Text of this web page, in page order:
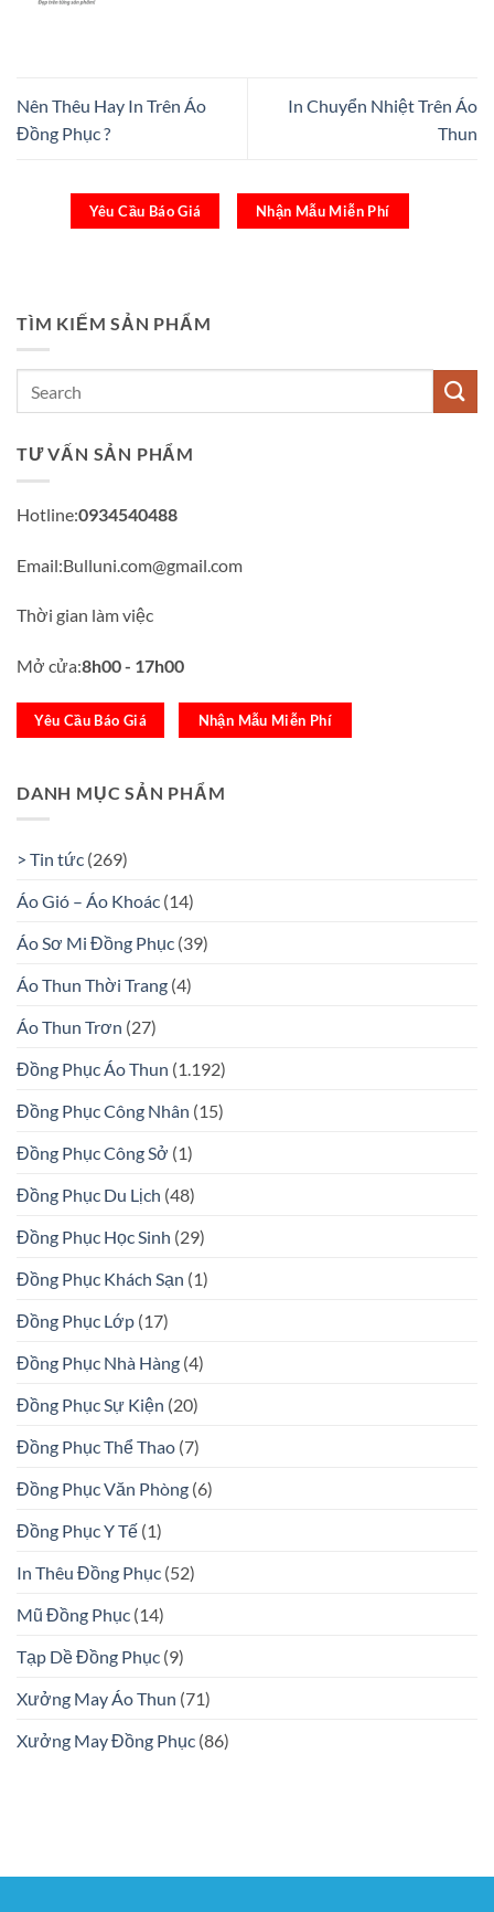
Nên Thêu Hay In Trên Áo
Đồng Phục ?
In Chuyển Nhiệt Trên Áo
Thun
Yêu Cầu Báo Giá Nhận Mẫu Miễn Phí
TÌM KIẾM SẢN PHẨM
TƯ VẤN SẢN PHẨM
Hotline:0934540488
Email:Bulluni.com@gmail.com
Thời gian làm việc
Mở cửa:8h00 - 17h00
Yêu Cầu Báo Giá Nhận Mẫu Miễn Phí
DANH MỤC SẢN PHẨM
> Tin tức (269)
Áo Gió – Áo Khoác (14)
Áo Sơ Mi Đồng Phục (39)
Áo Thun Thời Trang (4)
Áo Thun Trơn (27)
Đồng Phục Áo Thun (1.192)
Đồng Phục Công Nhân (15)
Đồng Phục Công Sở (1)
Đồng Phục Du Lịch (48)
Đồng Phục Học Sinh (29)
Đồng Phục Khách Sạn (1)
Đồng Phục Lớp (17)
Đồng Phục Nhà Hàng (4)
Đồng Phục Sự Kiện (20)
Đồng Phục Thể Thao (7)
Đồng Phục Văn Phòng (6)
Đồng Phục Y Tế (1)
In Thêu Đồng Phục (52)
Mũ Đồng Phục (14)
Tạp Dề Đồng Phục (9)
Xưởng May Áo Thun (71)
Xưởng May Đồng Phục (86)